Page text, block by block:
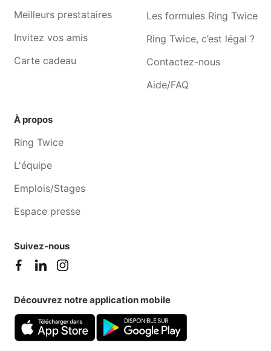
Meilleurs prestataires
Invitez vos amis
Carte cadeau
Les formules Ring Twice
Ring Twice, c’est légal ?
Contactez-nous
Aide/FAQ
À propos
Ring Twice
L'équipe
Emplois/Stages
Espace presse
Suivez-nous
Découvrez notre application mobile